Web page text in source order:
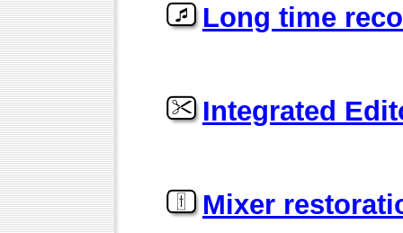
Long time
Integrated
Mixer